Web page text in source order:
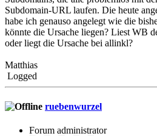
Subdomain-URL laufen. Die heute
habe ich genauso angelegt wie die
könnte die Ursache liegen? Liest WB
oder liegt die Ursache bei allinkl?
Matthias
Logged
ruebenwurzel
Forum administrator